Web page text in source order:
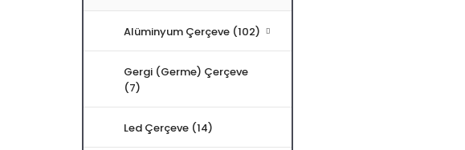
Alüminyum Çerçeve (102)
Gergi (Germe) Çerçeve
(7)
Led Çerçeve (14)